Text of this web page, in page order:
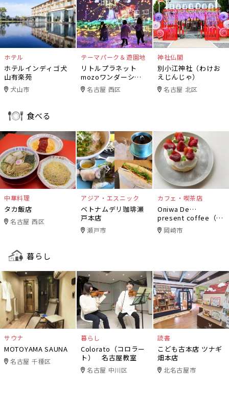
ホテル
ホテルインディゴ犬
山有楽苑
犬山市
テーマパーク＆遊園地
リトルプラネット
mozoワンダーシテ
ィ 名古屋 西区
神社仏閣
別小江神社（わけお
えじんじゃ）
名古屋 北区
食べる
中華料理
タカ飯店
名古屋 西区
アジア・エスニック
ベトナムデリ珈琲瀬
戸本店
瀬戸市
カフェ・喫茶店
Oniwa De…
present coffee（オ
ニワデ）
岡崎市
暮らし
サウナ
MOTOYAMA SAUNA
名古屋 千種区
暮らし
Colorato（コロラー
ト） 名古屋教室
名古屋 中川区
読書
こども古本店 ツナギ
畑本店
北名古屋市